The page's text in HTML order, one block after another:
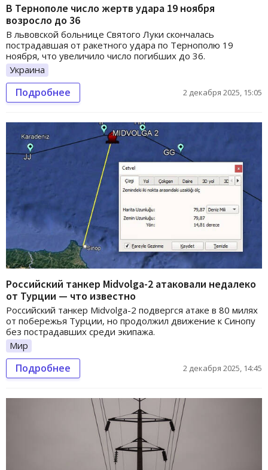
В Тернополе число жертв удара 19 ноября
возросло до 36
В львовской больнице Святого Луки скончалась
пострадавшая от ракетного удара по Тернополю 19
ноября, что увеличило число погибших до 36.
Украина
Подробнее 2 декабря 2025, 15:05
Российский танкер Midvolga-2 атаковали недалеко
от Турции — что известно
Российский танкер Midvolga-2 подвергся атаке в 80 милях
от побережья Турции, но продолжил движение к Синопу
без пострадавших среди экипажа.
Мир
Подробнее 2 декабря 2025, 14:45